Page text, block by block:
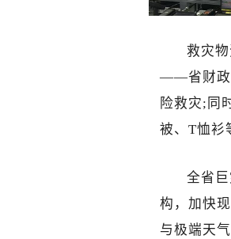
救灾
——省财政
险救灾;同
被、T恤衫
全省
构，加快
与极端天